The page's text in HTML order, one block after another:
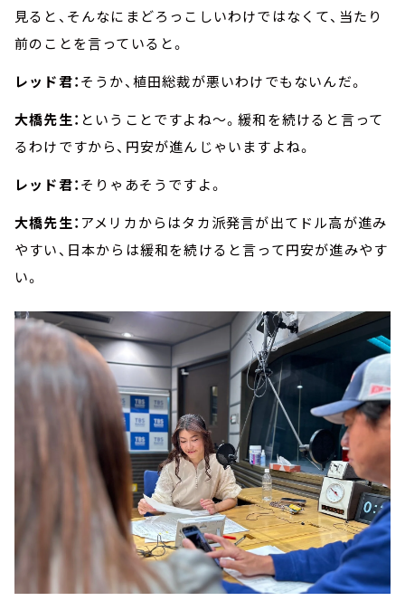
見ると、そんなにまどろっこしいわけではなくて、当たり
前のことを言っていると。
レッド君：そうか、植田総裁が悪いわけでもないんだ。
大橋先生： ということですよね～。緩和を続けると言って
るわけですから、円安が進んじゃいますよね。
レッド君：そりゃあそうですよ。
大橋先生： アメリカからはタカ派発言が出てドル高が進み
やすい、日本からは緩和を続けると言って円安が進みやす
い。